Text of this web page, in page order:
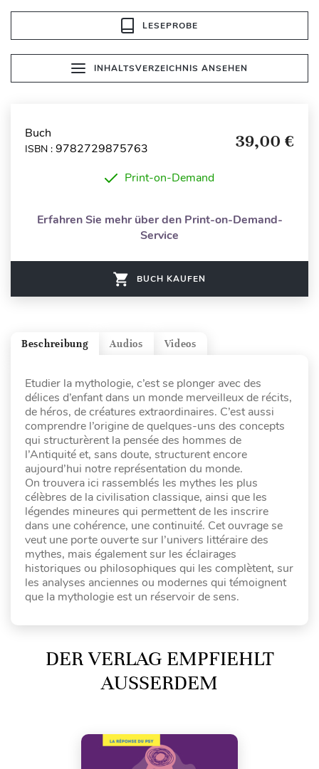
LESEPROBE
INHALTSVERZEICHNIS ANSEHEN
Buch
ISBN : 9782729875763 39,00 €
Print-on-Demand
Erfahren Sie mehr über den Print-on-Demand-
Service
BUCH KAUFEN
Videos
Audios
Beschreibung
Etudier la mythologie, c’est se plonger avec des
délices d’enfant dans un monde merveilleux de récits,
de héros, de créatures extraordinaires. C’est aussi
comprendre l’origine de quelques-uns des concepts
qui structurèrent la pensée des hommes de
l’Antiquité et, sans doute, structurent encore
aujourd’hui notre représentation du monde.
On trouvera ici rassemblés les mythes les plus
célèbres de la civilisation classique, ainsi que les
légendes mineures qui permettent de les inscrire
dans une cohérence, une continuité. Cet ouvrage se
veut une porte ouverte sur l’univers littéraire des
mythes, mais également sur les éclairages
historiques ou philosophiques qui les complètent, sur
les analyses anciennes ou modernes qui témoignent
que la mythologie est un réservoir de sens.
DER VERLAG EMPFIEHLT
AUSSERDEM